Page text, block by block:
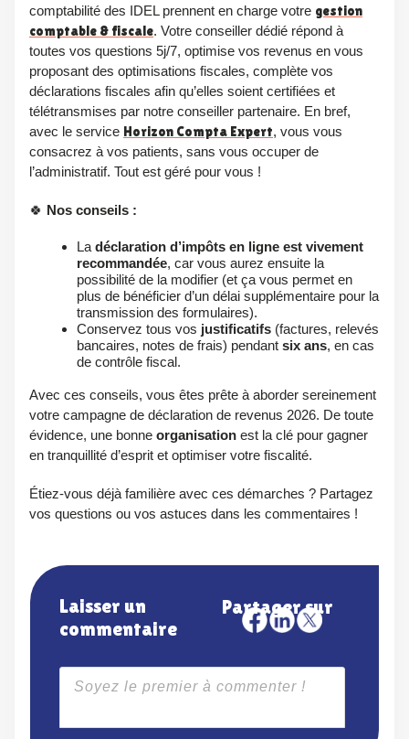
comptabilité des IDEL prennent en charge votre gestion
comptable & fiscale. Votre conseiller dédié répond à
toutes vos questions 5j/7, optimise vos revenus en vous
proposant des optimisations fiscales, complète vos
déclarations fiscales afin qu’elles soient certifiées et
télétransmises par notre conseiller partenaire. En bref,
avec le service Horizon Compta Expert, vous vous
consacrez à vos patients, sans vous occuper de
l’administratif. Tout est géré pour vous !
Nos conseils :
La déclaration d’impôts en ligne est vivement
recommandée, car vous aurez ensuite la
possibilité de la modifier (et ça vous permet en
plus de bénéficier d’un délai supplémentaire pour la
transmission des formulaires).
Conservez tous vos justificatifs (factures, relevés
bancaires, notes de frais) pendant six ans, en cas
de contrôle fiscal.
Avec ces conseils, vous êtes prête à aborder sereinement
votre campagne de déclaration de revenus 2026. De toute
évidence, une bonne organisation est la clé pour gagner
en tranquillité d’esprit et optimiser votre fiscalité.
Étiez-vous déjà familière avec ces démarches ? Partagez
vos questions ou vos astuces dans les commentaires !
Laisser un
commentaire
Partager sur